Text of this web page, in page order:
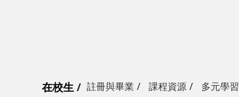
在校生 註冊與畢業 課程資源 多元學習